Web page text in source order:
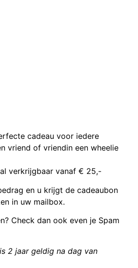
cadeau voor iedere
vriend of vriendin een wheelie
verkrijgbaar vanaf € 25,-
en u krijgt de cadeaubon
in uw mailbox.
Check dan ook even je Spam
2 jaar geldig na dag van